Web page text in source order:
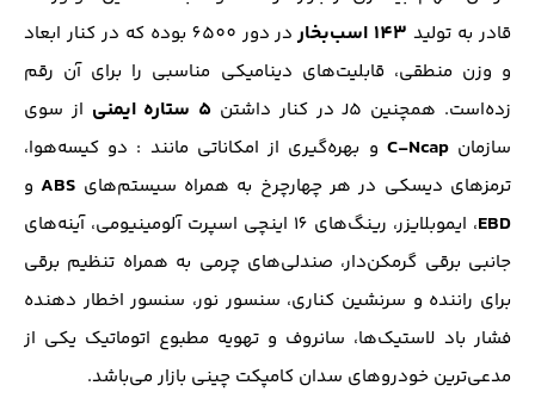
قادر به تولید 143 اسب‌بخار
در دور 6500 بوده که در کنار ابعاد
و وزن منطقی، قابلیت‌های دینامیکی مناسبی را برای آن رقم
زده‌است. همچنین J5 در کنار داشتن
5 ستاره ایمنی
از سوی
سازمانC-Ncap و بهره‌گیری از امکاناتی مانند : دو کیسه‌هوا،
ترمز‌های دیسکی در هر چهارچرخ به همراه سیستم‌های ABSو
EBD
، ایموبلایزر، رینگ‌های 16 اینچی اسپرت آلومینیومی، آینه‌های
جانبی برقی گرمکن‌دار، صندلی‌های چرمی به همراه تنظیم برقی
برای راننده و سرنشین کناری، سنسور نور، سنسور اخطار دهنده
فشار باد لاستیک‌ها، سانروف و تهویه مطبوع اتوماتیک یکی از
مدعی‌ترین خودرو‌های سدان کامپکت چینی بازار می‌باشد.